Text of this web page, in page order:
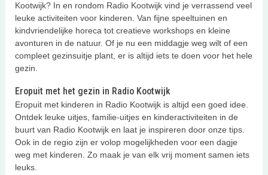
Kootwijk? In en rondom Radio Kootwijk vind je verrassend veel
leuke activiteiten voor kinderen. Van fijne speeltuinen en
kindvriendelijke horeca tot creatieve workshops en kleine
avonturen in de natuur. Of je nu een middagje weg wilt of een
compleet gezinsuitje plant, er is altijd iets te doen voor het hele
gezin.
Eropuit met het gezin in Radio Kootwijk
Eropuit met kinderen in Radio Kootwijk is altijd een goed idee.
Ontdek leuke uitjes, familie-uitjes en kinderactiviteiten in de
buurt van Radio Kootwijk en laat je inspireren door onze tips.
Ook in de regio zijn er volop mogelijkheden voor een dagje
weg met kinderen. Zo maak je van elk vrij moment samen iets
leuks.